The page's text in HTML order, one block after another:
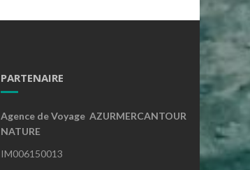
PARTENAIRE
Agence de Voyage AZURMERCANTOUR
NATURE
IM006150013